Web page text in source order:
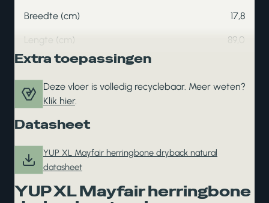
Breedte (cm) 17,8
Lengte (cm) 89,0
Extra toepassingen
Deze vloer is volledig recyclebaar. Meer weten?
Klik hier.
Datasheet
YUP XL Mayfair herringbone dryback natural
datasheet
YUP XL Mayfair herringbone